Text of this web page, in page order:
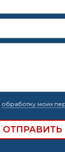
обработку моих